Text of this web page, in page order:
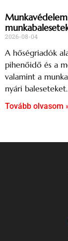
2026-08-04
A hőségriadók
pihenőidő és a
valamint a
nyári baleseteket.
Tovább olvasom